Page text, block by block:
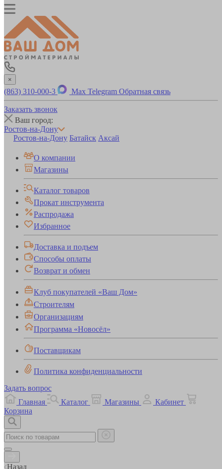
×
(863) 310-000-3 Max Telegram Обратная связь
Заказать звонок
Ваш город:
Ростов-на-Дону
Ростов-на-Дону Батайск Аксай
О компании
Магазины
Каталог товаров
Прокат инструмента
Распродажа
Избранное
Доставка и подъем
Способы оплаты
Возврат и обмен
Клуб покупателей «Ваш Дом»
Строителям
Организациям
Программа «Новосёл»
Поставщикам
Политика конфиденциальности
Задать вопрос
Главная
Каталог Магазины
Кабинет
Корзина
Назад